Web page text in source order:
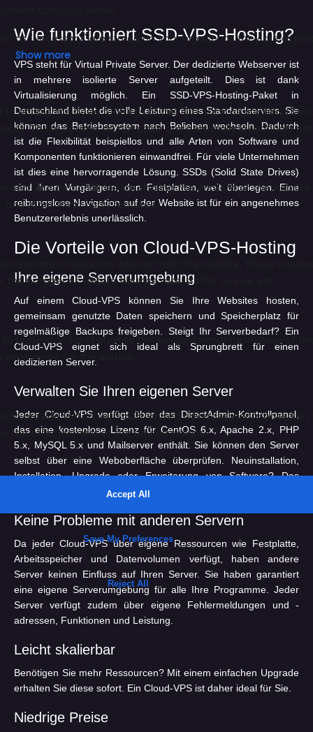
Wie funktioniert SSD-VPS-Hosting?
VPS steht für Virtual Private Server. Der dedizierte Webserver ist
in mehrere isolierte Server aufgeteilt. Dies ist dank
Virtualisierung möglich. Ein SSD-VPS-Hosting-Paket in
Deutschland bietet die volle Leistung eines Standardservers. Sie
können das Betriebssystem nach Belieben wechseln. Dadurch
ist die Flexibilität beispiellos und alle Arten von Software und
Komponenten funktionieren einwandfrei. Für viele Unternehmen
ist dies eine hervorragende Lösung. SSDs (Solid State Drives)
sind ihren Vorgängern, den Festplatten, weit überlegen. Eine
reibungslose Navigation auf der Website ist für ein angenehmes
Benutzererlebnis unerlässlich.
Die Vorteile von Cloud-VPS-Hosting
Ihre eigene Serverumgebung
Auf einem Cloud-VPS können Sie Ihre Websites hosten,
gemeinsam genutzte Daten speichern und Speicherplatz für
regelmäßige Backups freigeben. Steigt Ihr Serverbedarf? Ein
Cloud-VPS eignet sich ideal als Sprungbrett für einen
dedizierten Server.
Verwalten Sie Ihren eigenen Server
Jeder Cloud-VPS verfügt über das DirectAdmin-Kontrollpanel,
das eine kostenlose Lizenz für CentOS 6.x, Apache 2.x, PHP
5.x, MySQL 5.x und Mailserver enthält. Sie können den Server
selbst über eine Weboberfläche überprüfen. Neuinstallation,
Installation, Upgrade oder Erweiterung von Software? Das
können Sie ganz einfach selbst erledigen.
Keine Probleme mit anderen Servern
Da jeder Cloud-VPS über eigene Ressourcen wie Festplatte,
Arbeitsspeicher und Datenvolumen verfügt, haben andere
Server keinen Einfluss auf Ihren Server. Sie haben garantiert
eine eigene Serverumgebung für alle Ihre Programme. Jeder
Server verfügt zudem über eigene Fehlermeldungen und -
adressen, Funktionen und Leistung.
Leicht skalierbar
Benötigen Sie mehr Ressourcen? Mit einem einfachen Upgrade
erhalten Sie diese sofort. Ein Cloud-VPS ist daher ideal für Sie.
Niedrige Preise